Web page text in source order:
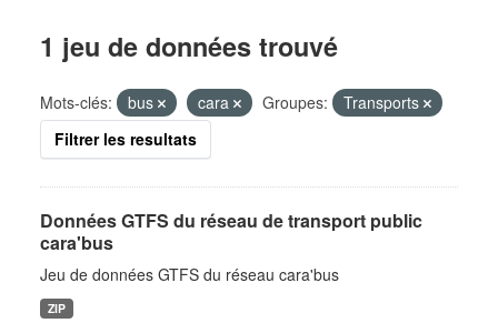
1 jeu de données trouvé
Mots-clés: bus cara Groupes:
Transports
Filtrer les resultats
Données GTFS du réseau de transport public
cara'bus
Jeu de données GTFS du réseau cara'bus
ZIP